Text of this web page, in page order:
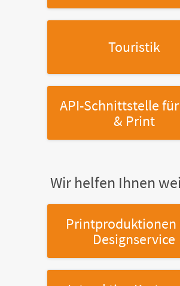
Touristik
API-Schnittstelle
& Print
Wir helfen Ihnen
Printproduktionen
Designservice